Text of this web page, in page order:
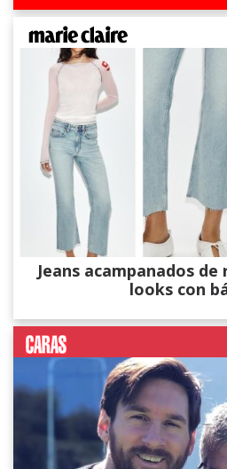
Jeans acampanados
looks con